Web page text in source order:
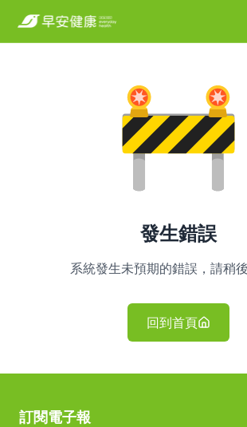
發生錯誤
系統發生未預期的錯誤，請稍後
回到首頁
訂閱電子報